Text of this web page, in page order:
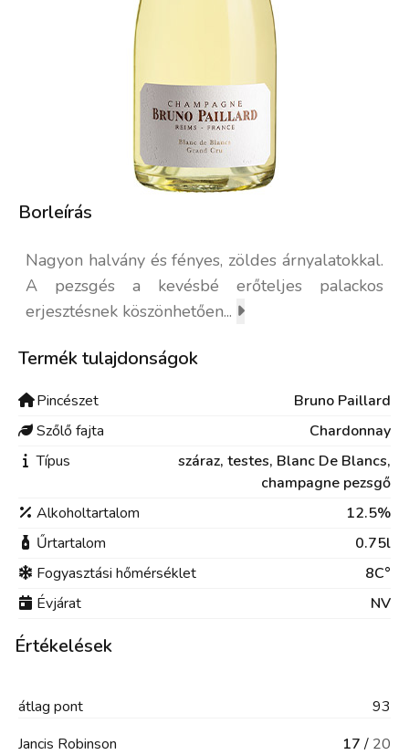
Borleírás
Nagyon halvány és fényes, zöldes árnyalatokkal.
A pezsgés a kevésbé erőteljes palackos
erjesztésnek köszönhetően...
Termék tulajdonságok
Pincészet
Bruno Paillard
Szőlő fajta
Chardonnay
Típus
száraz, testes, Blanc De Blancs,
champagne pezsgő
Alkoholtartalom
12.5%
Űrtartalom
0.75l
Fogyasztási hőmérséklet
8C°
Évjárat
NV
Értékelések
átlag pont
93
Jancis Robinson
17 / 20